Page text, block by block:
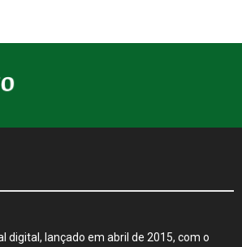
digital, lançado em abril de 2015, com o